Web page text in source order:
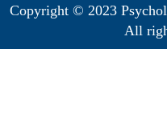
Copyright © 2023
All